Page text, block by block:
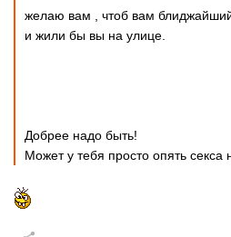
желаю вам , чтоб вам
и жили бы вы на улице.
Добрее надо быть!
Может у тебя просто опять секса